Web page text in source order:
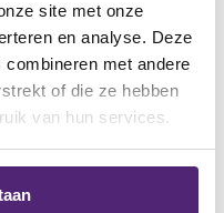
site met onze
en analyse. Deze
met andere
of die ze hebben
van hun services.
overgaan naar actieve
De fysiotherapeut zal
de schouderspieren te
Het is belangrijk om
uit te voeren om een